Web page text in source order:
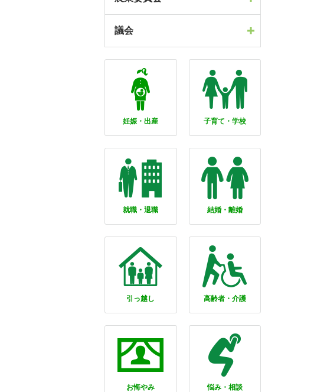
議会
妊娠・出産 子育て・学校
就職・退職 結婚・離婚
引っ越し 高齢者・介護
お悔やみ 悩み・相談